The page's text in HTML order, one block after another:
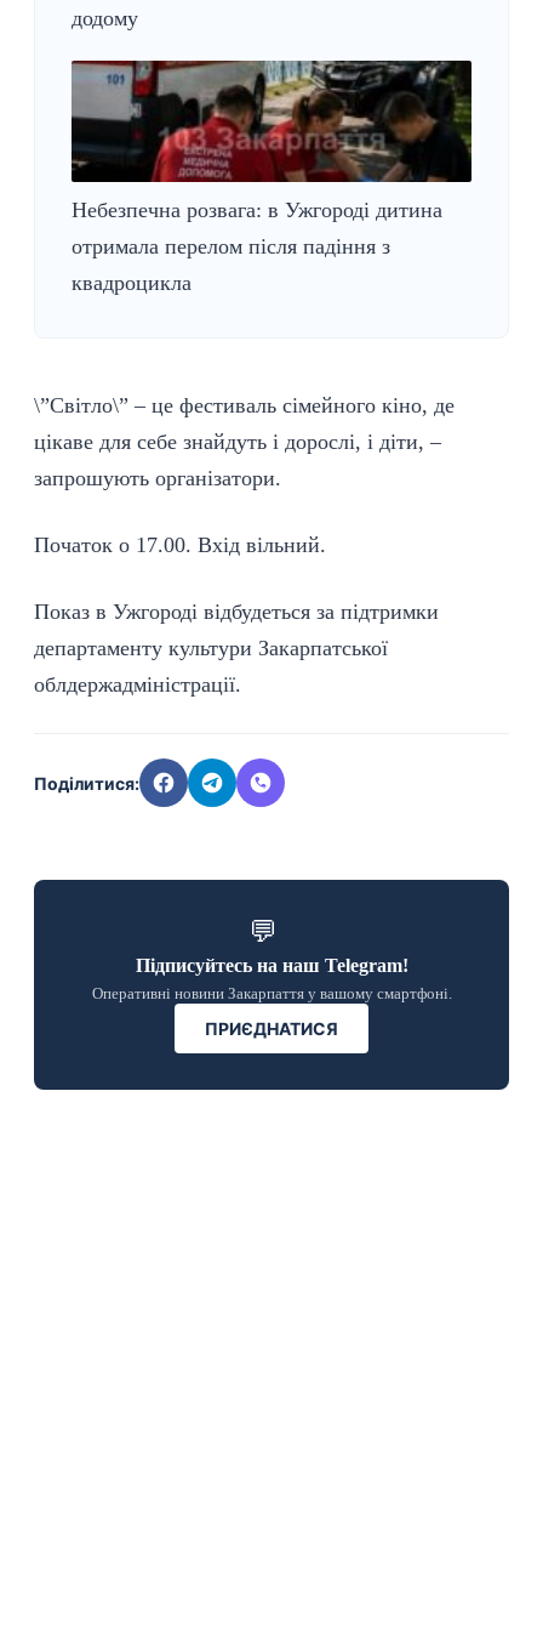
додому
Небезпечна розвага: в Ужгороді дитина
отримала перелом після падіння з
квадроцикла
\”Світло\” – це фестиваль сімейного кіно, де
цікаве для себе знайдуть і дорослі, і діти, –
запрошують організатори.
Початок о 17.00. Вхід вільний.
Показ в Ужгороді відбудеться за підтримки
департаменту культури Закарпатської
облдержадміністрації.
Поділитися:
💬
Підписуйтесь на наш Telegram!
Оперативні новини Закарпаття у вашому смартфоні.
ПРИЄДНАТИСЯ